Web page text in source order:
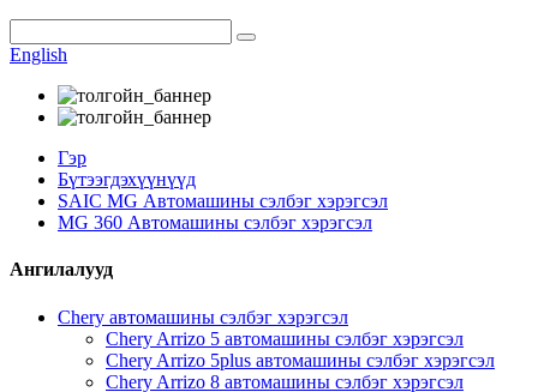
English
Гэр
Бүтээгдэхүүнүүд
SAIC MG Автомашины сэлбэг хэрэгсэл
MG 360 Автомашины сэлбэг хэрэгсэл
Ангилалууд
Chery автомашины сэлбэг хэрэгсэл
Chery Arrizo 5 автомашины сэлбэг хэрэгсэл
Chery Arrizo 5plus автомашины сэлбэг хэрэгсэл
Chery Arrizo 8 автомашины сэлбэг хэрэгсэл